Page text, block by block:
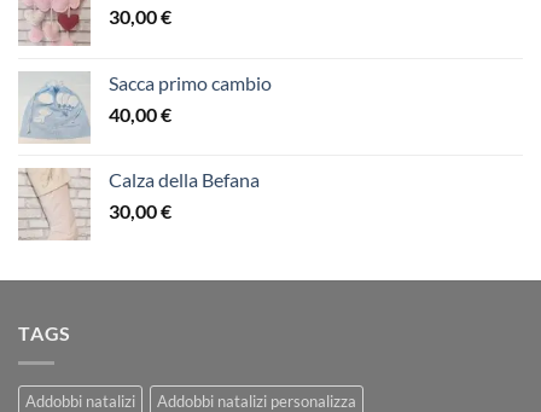
30,00€
Sacca primo cambio
40,00€
Calza della Befana
30,00€
TAGS
Addobbi natalizi
Addobbi natalizi personalizza